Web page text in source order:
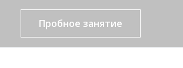
Пробное занятие